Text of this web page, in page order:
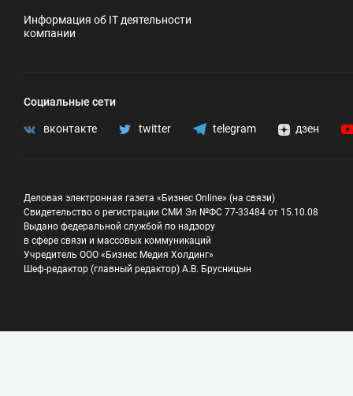
Информация об IT деятельности
компании
Социальные сети
вконтакте twitter telegram дзен
Деловая электронная газета «Бизнес Online» (на связи)
Свидетельство о регистрации СМИ Эл №ФС 77-33484 от 15.10.08
Выдано федеральной службой по надзору
в сфере связи и массовых коммуникаций
Учредитель ООО «Бизнес Медия Холдинг»
Шеф-редактор (главный редактор) А.В. Брусницын